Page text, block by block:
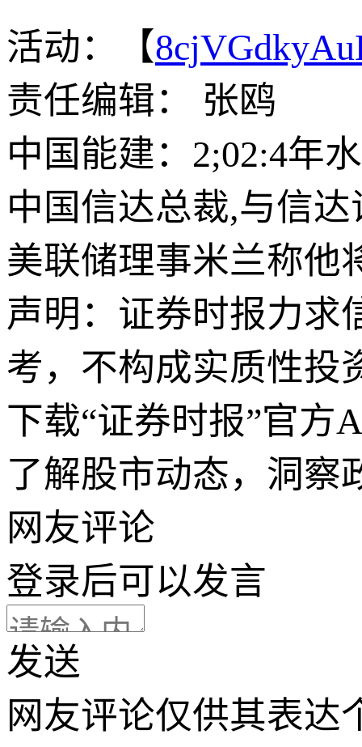
活动：【
责任编辑： 张鸥
中国能建：2;02:4年
中国信达总裁,与信
美联储理事米兰称他
声明：证券时报力求
考，不构成实质性投
下载“证券时报”官方
了解股市动态，洞察
网友评论
登录后可以发言
发送
网友评论仅供其表达